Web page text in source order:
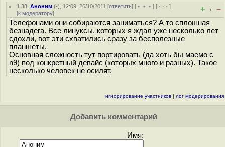
1.38 ,Аноним (-), 12:09, 26/10/2011 [ответить] [ ﹢﹢﹢] [ · · ·]
[к модератору] + / –
Телефонами они собираются заниматься? А то сплошная
безнадега. Все линуксы, которых я ждал уже несколько лет
сдохли, вот эти схватились сразу за бесполезные
планшеты.
Основная сложность тут портировать (да хоть бы маемо с
n9) под конкретный девайс (которых много и разных). Такое
несколько человек не осилят.
игнорирование участников | лог модерирования
Добавить комментарий
Имя: